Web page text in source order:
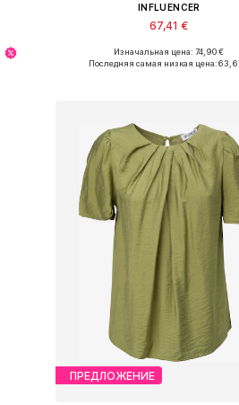
INFLUENCER
67,41 €
Доступные размеры: S, M, L
Изначальная цена: 74,90 €
Последняя самая низкая цена:
ПРЕДЛОЖЕНИЕ